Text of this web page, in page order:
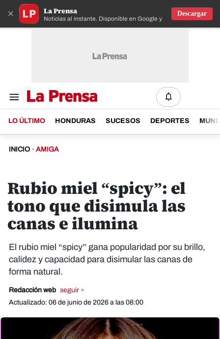
× La Prensa
Noticias al instante. Disponible en Google y IOS
Descargar
LO ÚLTIMO HONDURAS SUCESOS DEPORTES
INICIO · AMIGA
Rubio miel “spicy”: el
tono que disimula las
canas e ilumina
El rubio miel “spicy” gana popularidad por su brillo,
calidez y capacidad para disimular las canas de
forma natural.
Redacción web seguir +
Actualizado: 06 de junio de 2026 a las 08:00